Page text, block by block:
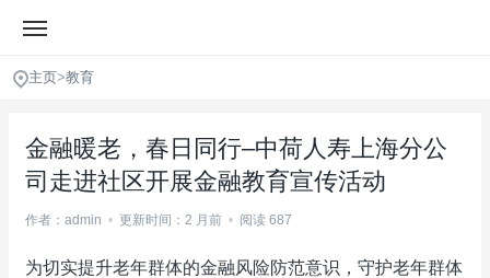
主页>教育
金融暖老，春日同行–中荷人寿上海分公
司走进社区开展金融教育宣传活动
作者：admin • 更新时间：2 月前 • 阅读 687
为切实提升老年群体的金融风险防范意识，守护老年群体